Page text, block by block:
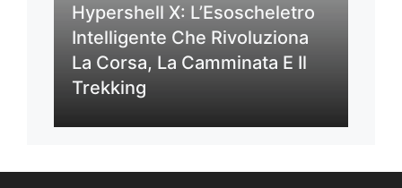
Hypershell X: L’Esoscheletro
Intelligente Che Rivoluziona
La Corsa, La Camminata E Il
Trekking